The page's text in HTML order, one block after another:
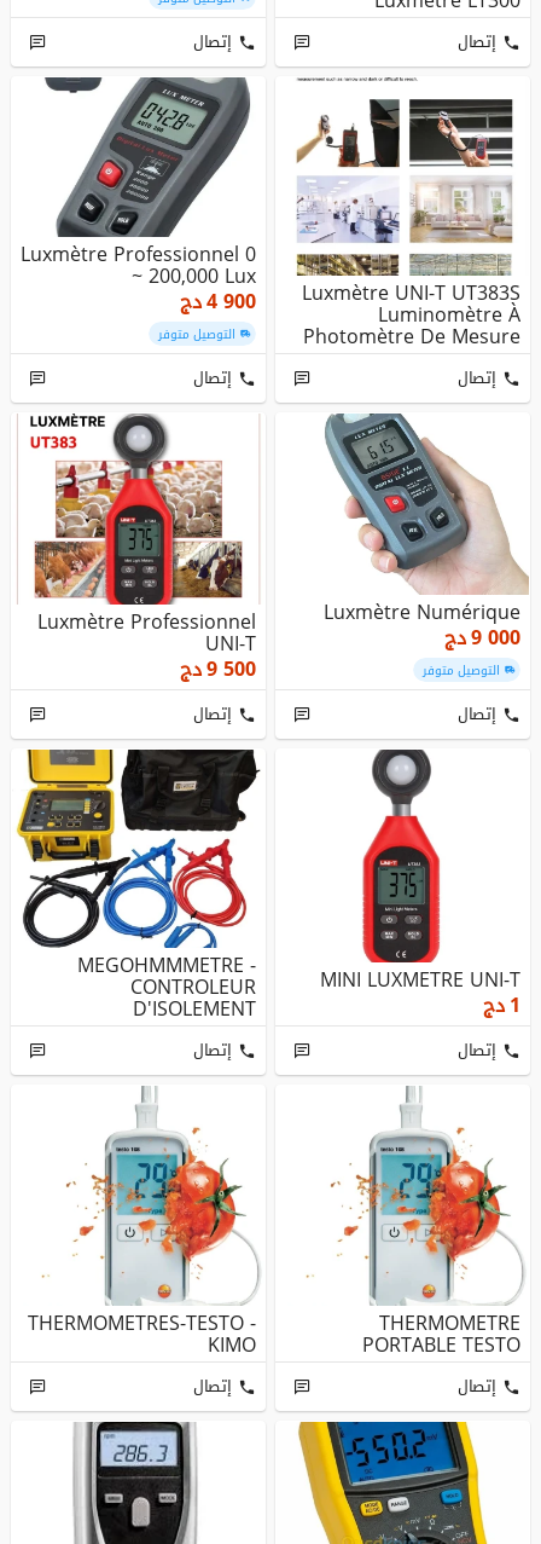
إتصال إتصال
Luxmètre UNI-T UT383S
Luminomètre À
Photomètre De Mesure
Du Luxe
إتصال
Luxmètre Professionnel 0
~ 200,000 Lux
4 900دج
التوصيل متوفر
إتصال
Luxmètre Numérique
9 000دج
التوصيل متوفر
إتصال
Luxmètre Professionnel
UNI-T
9 500دج
إتصال
MINI LUXMETRE UNI-T
1دج
إتصال
MEGOHMMMETRE -
CONTROLEUR
D'ISOLEMENT
إتصال
THERMOMETRE
PORTABLE TESTO
إتصال
THERMOMETRES-TESTO -
KIMO
إتصال